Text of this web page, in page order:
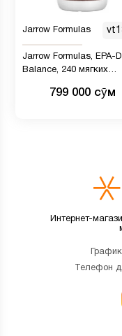
Jarrow Formulas
Jarrow Formulas, EPA-
Balance, 240 мягких
799 000 сӯм
Интернет-
Телефон